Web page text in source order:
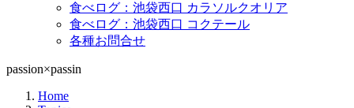
食べログ：池袋西口 カラソルクオリア
食べログ：池袋西口 コクテール
各種お問合せ
passion×passin
Home